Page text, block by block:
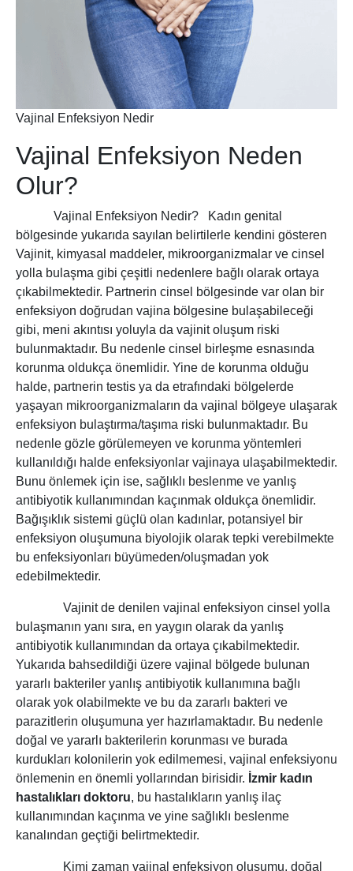
Vajinal Enfeksiyon Nedir
Vajinal Enfeksiyon Neden
Olur?
Vajinal Enfeksiyon Nedir? Kadın genital
bölgesinde yukarıda sayılan belirtilerle kendini gösteren
Vajinit, kimyasal maddeler, mikroorganizmalar ve cinsel
yolla bulaşma gibi çeşitli nedenlere bağlı olarak ortaya
çıkabilmektedir. Partnerin cinsel bölgesinde var olan bir
enfeksiyon doğrudan vajina bölgesine bulaşabileceği
gibi, meni akıntısı yoluyla da vajinit oluşum riski
bulunmaktadır. Bu nedenle cinsel birleşme esnasında
korunma oldukça önemlidir. Yine de korunma olduğu
halde, partnerin testis ya da etrafındaki bölgelerde
yaşayan mikroorganizmaların da vajinal bölgeye ulaşarak
enfeksiyon bulaştırma/taşıma riski bulunmaktadır. Bu
nedenle gözle görülemeyen ve korunma yöntemleri
kullanıldığı halde enfeksiyonlar vajinaya ulaşabilmektedir.
Bunu önlemek için ise, sağlıklı beslenme ve yanlış
antibiyotik kullanımından kaçınmak oldukça önemlidir.
Bağışıklık sistemi güçlü olan kadınlar, potansiyel bir
enfeksiyon oluşumuna biyolojik olarak tepki verebilmekte
bu enfeksiyonları büyümeden/oluşmadan yok
edebilmektedir.
Vajinit de denilen vajinal enfeksiyon cinsel yolla
bulaşmanın yanı sıra, en yaygın olarak da yanlış
antibiyotik kullanımından da ortaya çıkabilmektedir.
Yukarıda bahsedildiği üzere vajinal bölgede bulunan
yararlı bakteriler yanlış antibiyotik kullanımına bağlı
olarak yok olabilmekte ve bu da zararlı bakteri ve
parazitlerin oluşumuna yer hazırlamaktadır. Bu nedenle
doğal ve yararlı bakterilerin korunması ve burada
kurdukları kolonilerin yok edilmemesi, vajinal enfeksiyonu
önlemenin en önemli yollarından birisidir. İzmir kadın
hastalıkları doktoru, bu hastalıkların yanlış ilaç
kullanımından kaçınma ve yine sağlıklı beslenme
kanalından geçtiği belirtmektedir.
Kimi zaman vajinal enfeksiyon oluşumu, doğal